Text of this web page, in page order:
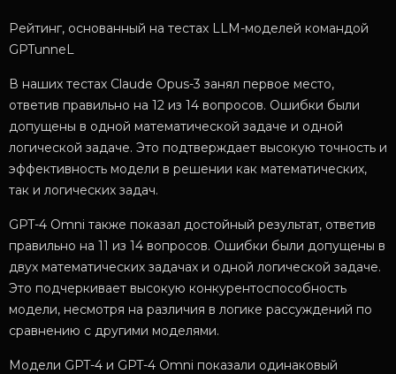
Рейтинг, основанный на тестах LLM-моделей командой
GPTunneL
В наших тестах Claude Opus-3 занял первое место,
ответив правильно на 12 из 14 вопросов. Ошибки были
допущены в одной математической задаче и одной
логической задаче. Это подтверждает высокую точность и
эффективность модели в решении как математических,
так и логических задач.
GPT-4 Omni также показал достойный результат, ответив
правильно на 11 из 14 вопросов. Ошибки были допущены в
двух математических задачах и одной логической задаче.
Это подчеркивает высокую конкурентоспособность
модели, несмотря на различия в логике рассуждений по
сравнению с другими моделями.
Модели GPT-4 и GPT-4 Omni показали одинаковый